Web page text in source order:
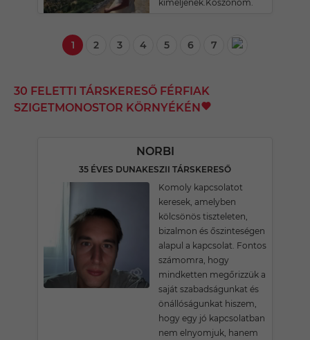
kíméljenek.Köszönöm.
1 2 3 4 5 6 7
30 FELETTI TÁRSKERESŐ FÉRFIAK
SZIGETMONOSTOR KÖRNYÉKÉN
NORBI
35 ÉVES DUNAKESZII TÁRSKERESŐ
Komoly kapcsolatot
keresek, amelyben
kölcsönös tiszteleten,
bizalmon és őszinteségen
alapul a kapcsolat. Fontos
számomra, hogy
mindketten megőrizzük a
saját szabadságunkat és
önállóságunkat hiszem,
hogy egy jó kapcsolatban
nem elnyomjuk, hanem